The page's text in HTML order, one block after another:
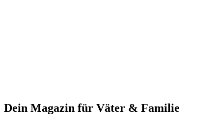
Dein Magazin für Väter & Familie